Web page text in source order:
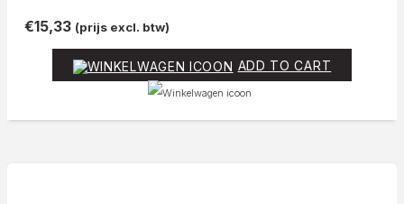
€15,33 (prijs excl. btw)
ADD TO CART